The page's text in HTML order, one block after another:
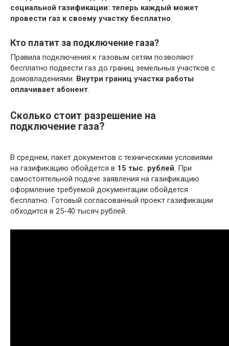
социальной газификации: теперь каждый может
провести газ к своему участку бесплатно.
Кто платит за подключение газа?
Правила подключения к газовым сетям позволяют
бесплатно подвести газ до границ земельных участков с
домовладениями. Внутри границ участка работы
оплачивает абонент.
Сколько стоит разрешение на
подключение газа?
В среднем, пакет документов с техническими условиями
на газификацию обойдется в 15 тыс. рублей. При
самостоятельной подаче заявления на газификацию
оформление требуемой документации обойдется
бесплатно. Готовый согласованный проект газификации
обходится в 25-40 тысяч рублей.